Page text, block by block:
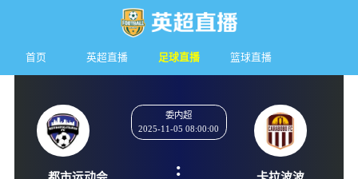
首页 英超直播 足球直播 篮球直播
委内超
2025-11-05 08:00:00